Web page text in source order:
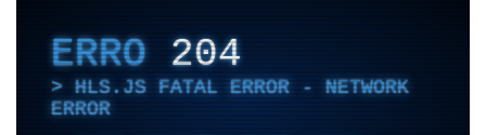
ERRO204
HLS.JS FATAL ERROR - NETWORK
ERROR